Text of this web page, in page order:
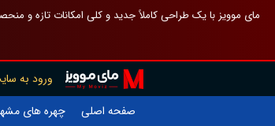
مای موویز با یک طراحی کاملاً جدید و کلی امکانات تازه و
ورود به
صفحه اصلی
چهره های